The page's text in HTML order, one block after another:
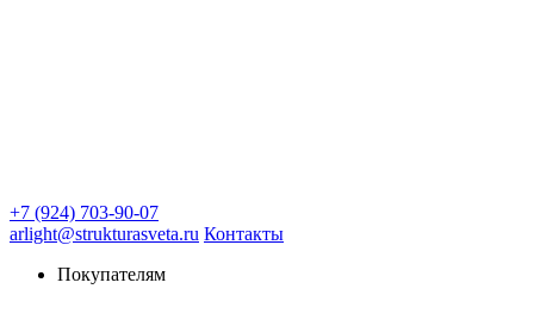
+7 (924) 703-90-07
arlight@strukturasveta.ru Контакты
Покупателям